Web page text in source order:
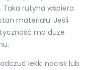
rutyna wspiera
materiału. Jeśli
ma duże
lekki nacisk lub